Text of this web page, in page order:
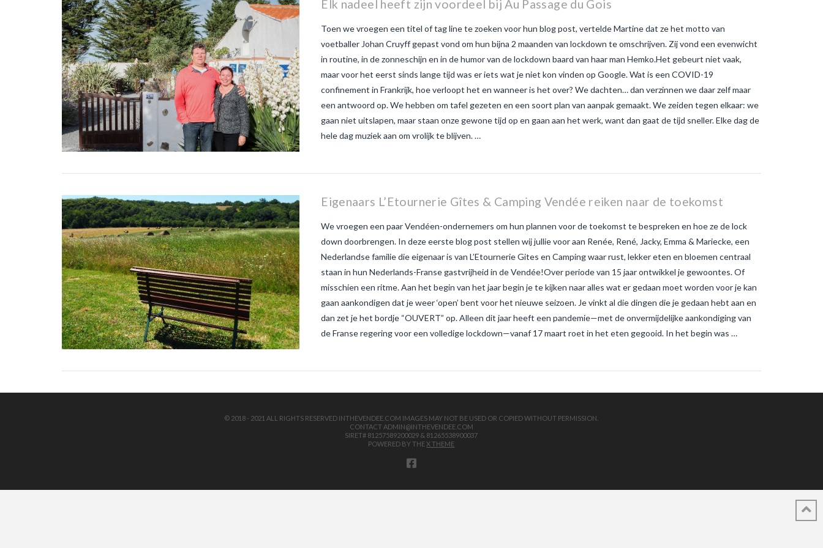
beaujolais nouveau
muggenbeten en
tijgermuggenbeten? Welke
strategieën zijn er gepland om
tijgermuggen uit te roeien?
in-frankrijk
Elk nadeel heeft zijn voordeel bij Au Passage du Gois
Toen we vroegen een titel of tag line te zoeken voor hun blog post, vertelde Martine dat ze het motto van
voetballer Johan Cruyff gepast vond om hun bijna 2 maanden van lockdown te omschrijven. Zij vond een evenwicht
in routine, in de zonneschijn en in de humor van de lockdown baard van haar man Hemko.Het gebeurt niet vaak,
maar voor het eerst sinds lange tijd was er iets wat je niet kon vinden op Google. Wat is een COVID-19
confinement in Frankrijk, hoe verloopt het en wanneer is het over? We dachten… dan verzinnen we daar zelf maar
een antwoord op. We hebben om tafel gezeten en een soort plan van aanpak gemaakt. We zeiden tegen elkaar: we
gaan niet uitslapen, maar staan onze gewone tijd op en gaan aan het werk, want dan gaat de tijd sneller. Elke dag de
hele dag muziek aan om vrolijk te blijven. …
Eigenaars L’Etournerie Gîtes & Camping Vendée reiken naar de toekomst
We vroegen een paar Vendéen-ondernemers om hun plannen voor de toekomst te bespreken en hoe ze de lock
down doorbrengen. In deze eerste blog post stellen wij jullie voor aan Renée, René, Jacky, Emma & Mariecke, een
Nederlandse familie die eigenaar is van L’Etournerie Gites en Camping waar rust, lekker eten en bloemen centraal
staan in hun Nederlands-Franse gastvrijheid in de Vendée!Over periode van 15 jaar ontwikkel je gewoontes. Of
misschien een ritme. Aan het begin van het jaar begin je te kijken naar alles wat er gedaan moet worden voor je kan
gaan aankondigen dat je weer ‘open’ bent voor het nieuwe seizoen. Je vinkt al die dingen die je gedaan hebt aan en
dan zet je het bordje “OUVERT” op. Alleen dit jaar heeft een pandemie—met de onvermijdelijke aankondiging van
de Franse regering voor een volledige lockdown—vanaf 17 maart roet in het eten gegooid. In het begin was …
© 2018 - 2021 ALL RIGHTS RESERVED INTHEVENDEE.COM IMAGES MAY NOT BE USED OR COPIED WITHOUT PERMISSION.
CONTACT ADMIN@INTHEVENDEE.COM
SIRET# 81257589200029 & 81265538900037
POWERED BY THEX THEME